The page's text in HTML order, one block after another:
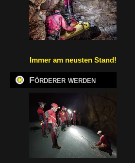
Immer am neusten Stand!
Förderer werden